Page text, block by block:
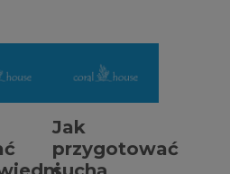
Jak
przygotować